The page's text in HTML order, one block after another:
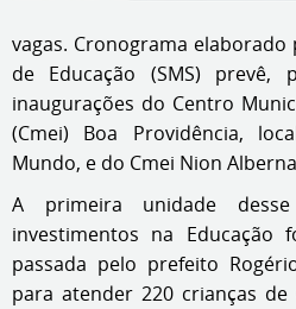
vagas. Cronograma elaborado
de Educação (SMS) prevê,
inaugurações do Centro
(Cmei) Boa Providência,
Mundo, e do Cmei Nion
A primeira unidade
investimentos na Educação
passada pelo prefeito
para atender 220 crianças